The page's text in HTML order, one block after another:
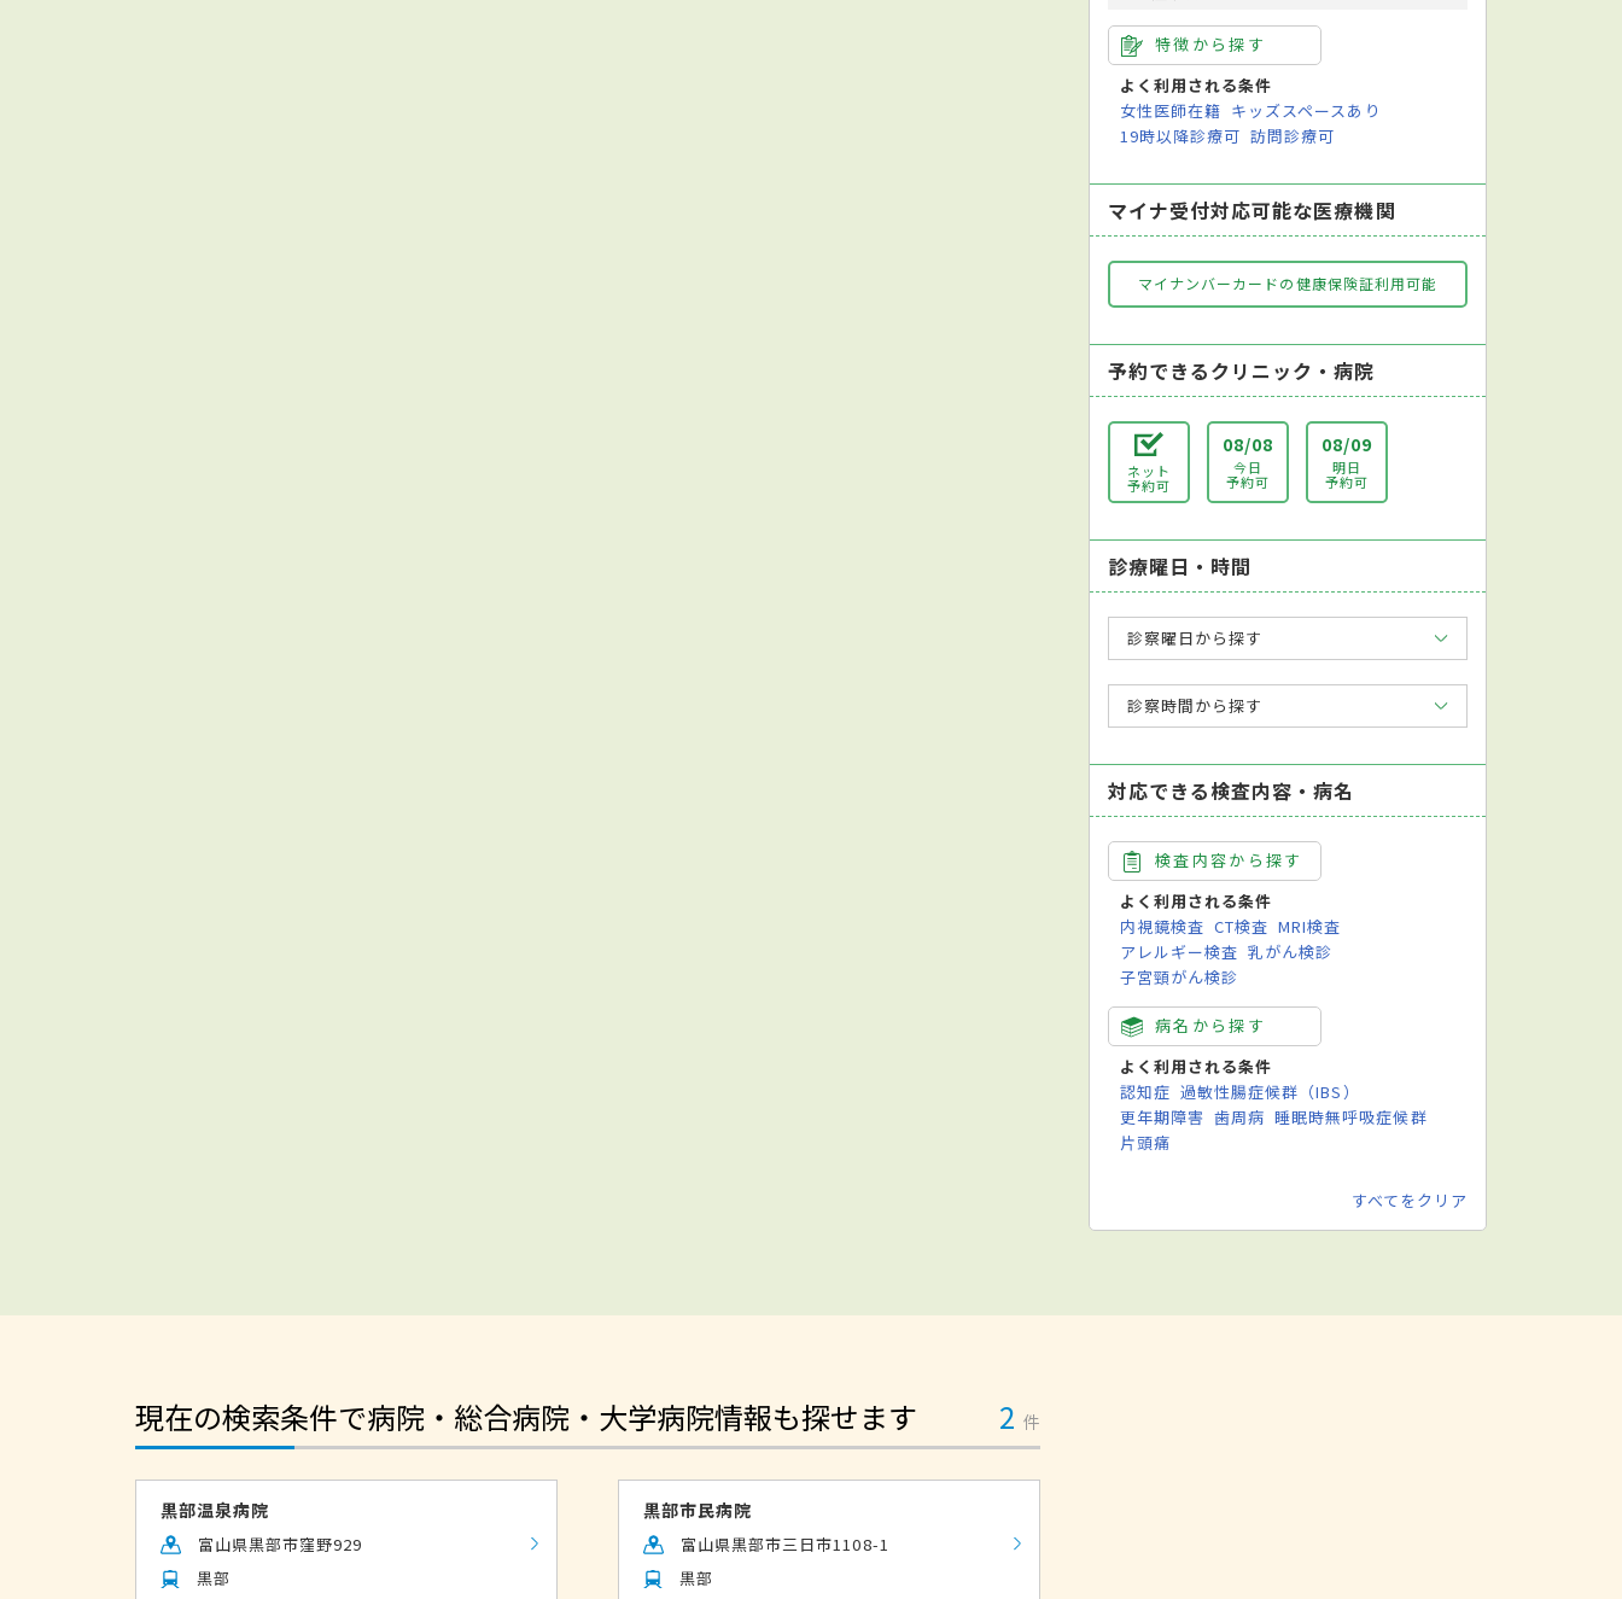
特徴から探す
よく利用される条件
女性医師在籍 キッズスペースあり
19時以降診療可 訪問診療可
マイナ受付対応可能な医療機関
マイナンバーカードの健康保険証利用可能
予約できるクリニック・病院
ネット
予約可
08/08
今日
予約可
08/09
明日
予約可
診療曜日・時間
診察曜日から探す
診察時間から探す
対応できる検査内容・病名
検査内容から探す
よく利用される条件
内視鏡検査 CT検査 MRI検査
アレルギー検査 乳がん検診
子宮頸がん検診
病名から探す
よく利用される条件
認知症 過敏性腸症候群（IBS）
更年期障害 歯周病 睡眠時無呼吸症候群
片頭痛
すべてをクリア
現在の検索条件で病院・総合病院・大学病院情報も探せます 2 件
黒部温泉病院
富山県黒部市窪野929
黒部
黒部市民病院
富山県黒部市三日市1108-1
黒部